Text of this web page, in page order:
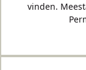
vinden.